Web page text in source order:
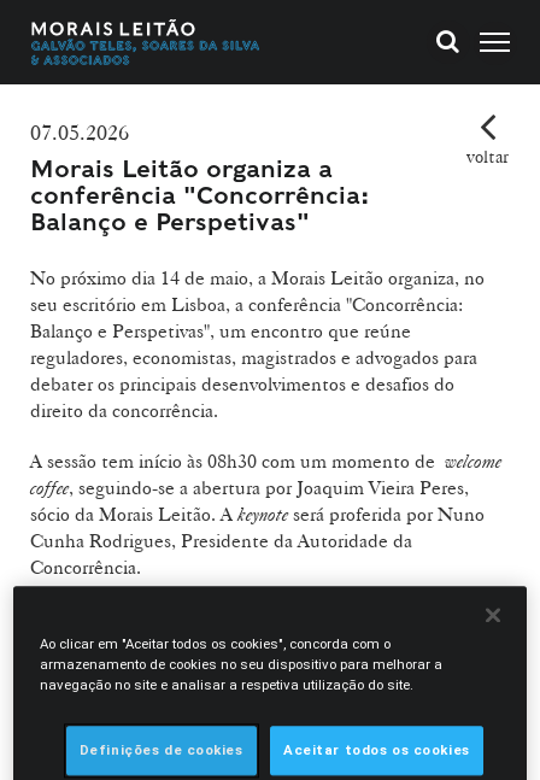
07.05.2026
Morais Leitão organiza a
conferência "Concorrência:
Balanço e Perspetivas"
voltar
No próximo dia 14 de maio, a Morais Leitão organiza, no
seu escritório em Lisboa, a conferência "Concorrência:
Balanço e Perspetivas", um encontro que reúne
reguladores, economistas, magistrados e advogados para
debater os principais desenvolvimentos e desafios do
direito da concorrência.
A sessão tem início às 08h30 com um momento de welcome
coffee, seguindo-se a abertura por Joaquim Vieira Peres,
sócio da Morais Leitão. Akeynoteserá proferida por Nuno
Cunha Rodrigues, Presidente da Autoridade da
Concorrência.
O programa está estruturado em cinco painéis temáticos:
Concentrações e Política Industrial— com Paulo
Gonçalves (Autoridade da Concorrência), Inês Gouveia,
counsel da Morais Leitão, Luís Fontaine Campos
(Frontier Economics) e Ricardo Bordalo Junqueiro
(VdA). Moderação: Luís Nascimento Ferreira, sócio da
Ao clicar em "Aceitar todos os cookies", concorda com o
armazenamento de cookies no seu dispositivo para melhorar a
navegação no site e analisar a respetiva utilização do site.
Definições de cookies Aceitar todos os cookies